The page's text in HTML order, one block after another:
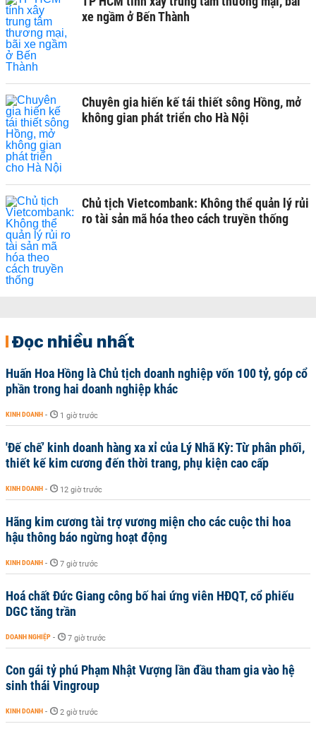
xe ngầm ở Bến Thành
Chuyên gia hiến kế tái thiết sông Hồng, mở
không gian phát triển cho Hà Nội
Chủ tịch Vietcombank: Không thể quản lý rủi
ro tài sản mã hóa theo cách truyền thống
Đọc nhiều nhất
Huấn Hoa Hồng là Chủ tịch doanh nghiệp vốn 100 tỷ, góp cổ
phần trong hai doanh nghiệp khác
KINH DOANH - 1 giờ trước
'Đế chế’ kinh doanh hàng xa xỉ của Lý Nhã Kỳ: Từ phân phối,
thiết kế kim cương đến thời trang, phụ kiện cao cấp
KINH DOANH - 12 giờ trước
Hãng kim cương tài trợ vương miện cho các cuộc thi hoa
hậu thông báo ngừng hoạt động
KINH DOANH - 7 giờ trước
Hoá chất Đức Giang công bố hai ứng viên HĐQT, cổ phiếu
DGC tăng trần
DOANH NGHIỆP - 7 giờ trước
Con gái tỷ phú Phạm Nhật Vượng lần đầu tham gia vào hệ
sinh thái Vingroup
KINH DOANH - 2 giờ trước